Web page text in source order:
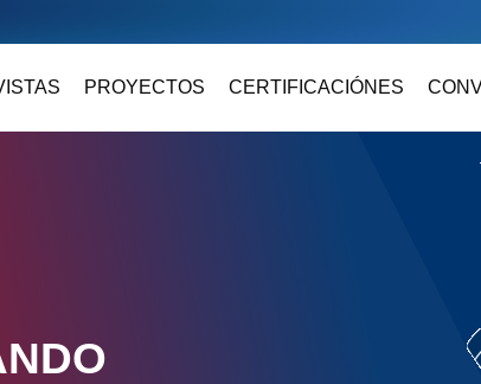
PROYECTOS CERTIFICACIÓNES